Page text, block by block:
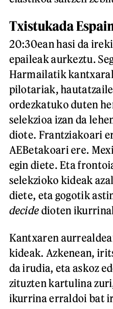
Txistukada
20:30ean hasi da
epaileak aurkeztu.
Harmailatik
pilotariak,
ordezkatuko duten
selekzioa izan da
diote. Frantziakoari
AEBetakoari ere.
egin diete. Eta
selekzioko kideak
diete, eta gogotik
decide dioten
Kantxaren
kideak. Azkenean,
da irudia, eta askoz
zituzten kartulina
ikurrina erraldoi bat